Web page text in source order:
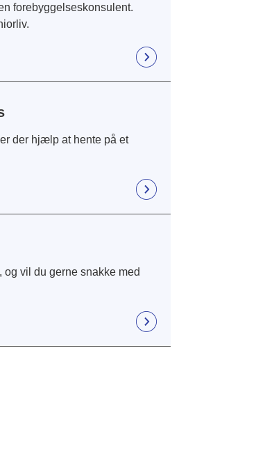
forebyggelseskonsulent.
der hjælp at hente på et
vil du gerne snakke med